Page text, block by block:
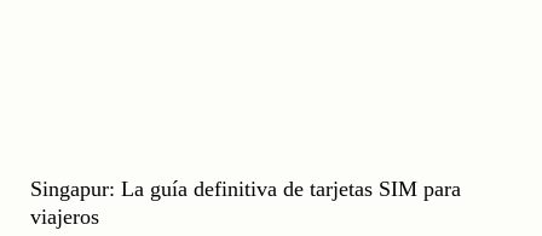
Singapur: La guía definitiva de tarjetas SIM para
viajeros